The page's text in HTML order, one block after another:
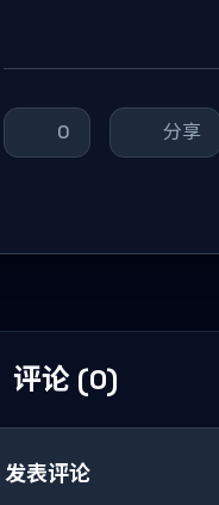
0 分享
评论 (0)
发表评论